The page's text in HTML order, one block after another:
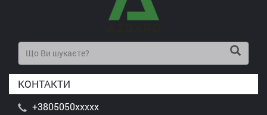
КОНТАКТИ
+3805050xxxxx